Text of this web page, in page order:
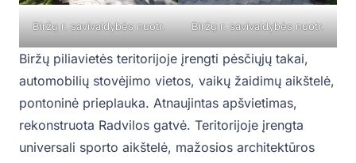
Biržų r. savivaldybės nuotr. Biržų r. savivaldybės nuotr.
Biržų piliavietės teritorijoje įrengti pėsčiųjų takai,
automobilių stovėjimo vietos, vaikų žaidimų aikštelė,
pontoninė prieplauka. Atnaujintas apšvietimas,
rekonstruota Radvilos gatvė. Teritorijoje įrengta
universali sporto aikštelė, mažosios architektūros